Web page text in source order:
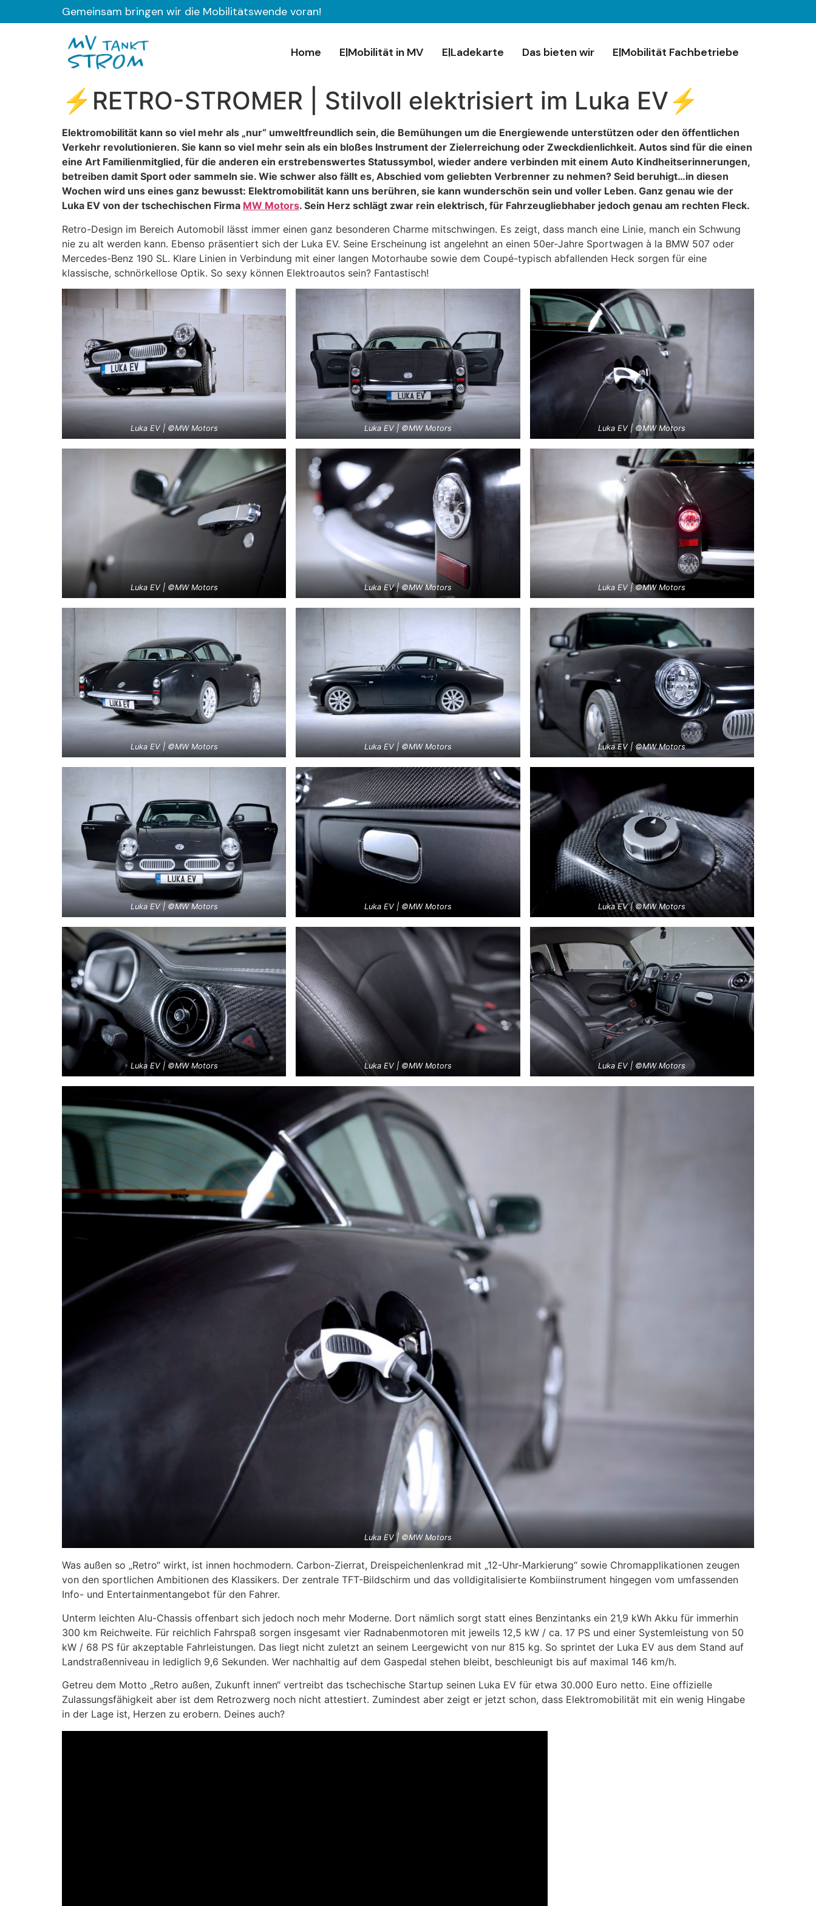
Gemeinsam bringen wir die Mobilitätswende voran!
Home E|Mobilität in MV E|Ladekarte Das bieten wir E|Mobilität Fachbetriebe
⚡️RETRO-STROMER | Stilvoll elektrisiert im Luka EV⚡️
Elektromobilität kann so viel mehr als „nur“ umweltfreundlich sein, die Bemühungen um die Energiewende unterstützen oder den öffentlichen
Verkehr revolutionieren. Sie kann so viel mehr sein als ein bloßes Instrument der Zielerreichung oder Zweckdienlichkeit. Autos sind für die einen
eine Art Familienmitglied, für die anderen ein erstrebenswertes Statussymbol, wieder andere verbinden mit einem Auto Kindheitserinnerungen,
betreiben damit Sport oder sammeln sie. Wie schwer also fällt es, Abschied vom geliebten Verbrenner zu nehmen? Seid beruhigt…in diesen
Wochen wird uns eines ganz bewusst: Elektromobilität kann uns berühren, sie kann wunderschön sein und voller Leben. Ganz genau wie der
Luka EV von der tschechischen Firma MW Motors. Sein Herz schlägt zwar rein elektrisch, für Fahrzeugliebhaber jedoch genau am rechten Fleck.
Retro-Design im Bereich Automobil lässt immer einen ganz besonderen Charme mitschwingen. Es zeigt, dass manch eine Linie, manch ein Schwung
nie zu alt werden kann. Ebenso präsentiert sich der Luka EV. Seine Erscheinung ist angelehnt an einen 50er-Jahre Sportwagen à la BMW 507 oder
Mercedes-Benz 190 SL. Klare Linien in Verbindung mit einer langen Motorhaube sowie dem Coupé-typisch abfallenden Heck sorgen für eine
klassische, schnörkellose Optik. So sexy können Elektroautos sein? Fantastisch!
Luka EV | ©MW Motors Luka EV | ©MW Motors Luka EV | ©MW Motors
Luka EV | ©MW Motors Luka EV | ©MW Motors Luka EV | ©MW Motors
Luka EV | ©MW Motors Luka EV | ©MW Motors Luka EV | ©MW Motors
Luka EV | ©MW Motors Luka EV | ©MW Motors Luka EV | ©MW Motors
Luka EV | ©MW Motors Luka EV | ©MW Motors Luka EV | ©MW Motors
Luka EV | ©MW Motors
Was außen so „Retro“ wirkt, ist innen hochmodern. Carbon-Zierrat, Dreispeichenlenkrad mit „12-Uhr-Markierung“ sowie Chromapplikationen zeugen
von den sportlichen Ambitionen des Klassikers. Der zentrale TFT-Bildschirm und das volldigitalisierte Kombiinstrument hingegen vom umfassenden
Info- und Entertainmentangebot für den Fahrer.
Unterm leichten Alu-Chassis offenbart sich jedoch noch mehr Moderne. Dort nämlich sorgt statt eines Benzintanks ein 21,9 kWh Akku für immerhin
300 km Reichweite. Für reichlich Fahrspaß sorgen insgesamt vier Radnabenmotoren mit jeweils 12,5 kW / ca. 17 PS und einer Systemleistung von 50
kW / 68 PS für akzeptable Fahrleistungen. Das liegt nicht zuletzt an seinem Leergewicht von nur 815 kg. So sprintet der Luka EV aus dem Stand auf
Landstraßenniveau in lediglich 9,6 Sekunden. Wer nachhaltig auf dem Gaspedal stehen bleibt, beschleunigt bis auf maximal 146 km/h.
Getreu dem Motto „Retro außen, Zukunft innen“ vertreibt das tschechische Startup seinen Luka EV für etwa 30.000 Euro netto. Eine offizielle
Zulassungsfähigkeit aber ist dem Retrozwerg noch nicht attestiert. Zumindest aber zeigt er jetzt schon, dass Elektromobilität mit ein wenig Hingabe
in der Lage ist, Herzen zu erobern. Deines auch?